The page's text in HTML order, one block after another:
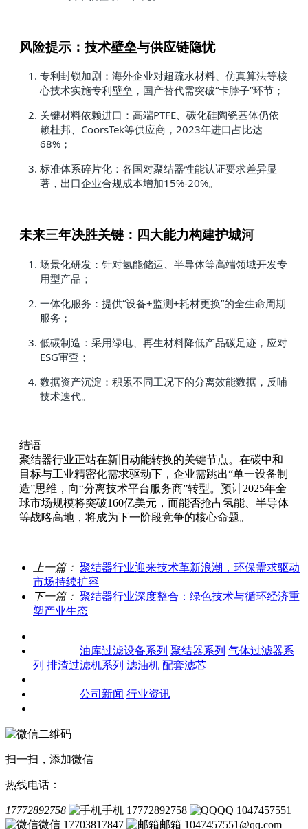
风险提示：技术壁垒与供应链隐忧
专利封锁加剧：海外企业对超疏水材料、仿真算法等核
心技术实施专利壁垒，国产替代需突破“卡脖子”环节；
关键材料依赖进口：高端PTFE、碳化硅陶瓷基体仍依
赖杜邦、CoorsTek等供应商，2023年进口占比达
68%；
标准体系碎片化：各国对聚结器性能认证要求差异显
著，出口企业合规成本增加15%-20%。
未来三年决胜关键：四大能力构建护城河
场景化研发：针对氢能储运、半导体等高端领域开发专
用型产品；
一体化服务：提供“设备+监测+耗材更换”的全生命周期
服务；
低碳制造：采用绿电、再生材料降低产品碳足迹，应对
ESG审查；
数据资产沉淀：积累不同工况下的分离效能数据，反哺
技术迭代。
结语
聚结器行业正站在新旧动能转换的关键节点。在碳中和
目标与工业精密化需求驱动下，企业需跳出“单一设备制
造”思维，向“分离技术平台服务商”转型。预计2025年全
球市场规模将突破160亿美元，而能否抢占氢能、半导体
等战略高地，将成为下一阶段竞争的核心命题。
上一篇： 聚结器行业迎来技术革新浪潮，环保需求驱动
市场持续扩容
下一篇： 聚结器行业深度整合：绿色技术与循环经济重
塑产业生态
油库过滤设备系列 聚结器系列 气体过滤器系
列 排渣过滤机系列 滤油机 配套滤芯
公司新闻 行业资讯
扫一扫，添加微信
热线电话：
17772892758 手机 17772892758
QQ 1047457551
微信 17703817847
邮箱 1047457551@qq.com